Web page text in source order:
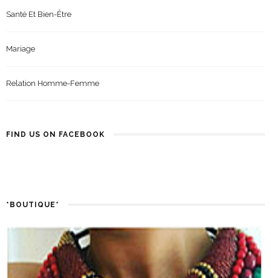
Santé Et Bien-Être
Mariage
Relation Homme-Femme
FIND US ON FACEBOOK
*BOUTIQUE*